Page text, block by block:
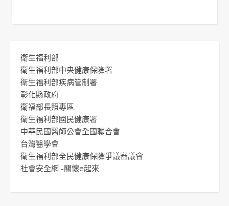
衛生福利部
衛生福利部中央健康保險署
衛生福利部疾病管制署
彰化縣政府
衛福部長照專區
衛生福利部國民健康署
中華民國醫師公會全國聯合會
台灣醫學會
衛生福利部全民健康保險爭議審議會
社會安全網 -關懷e起來